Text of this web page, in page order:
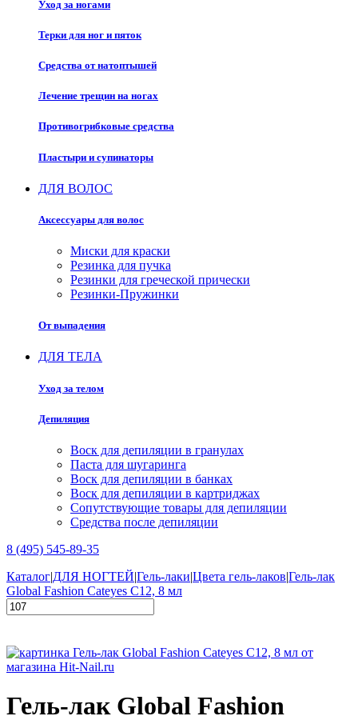
Уход за ногами
Терки для ног и пяток
Средства от натоптышей
Лечение трещин на ногах
Противогрибковые средства
Пластыри и супинаторы
ДЛЯ ВОЛОС
Аксессуары для волос
Миски для краски
Резинка для пучка
Резинки для греческой прически
Резинки-Пружинки
От выпадения
ДЛЯ ТЕЛА
Уход за телом
Депиляция
Воск для депиляции в гранулах
Паста для шугаринга
Воск для депиляции в банках
Воск для депиляции в картриджах
Сопутствующие товары для депиляции
Средства после депиляции
8 (495) 545-89-35
Каталог|ДЛЯ НОГТЕЙ|Гель-лаки|Цвета гель-лаков|Гель-лак
Global Fashion Cateyes C12, 8 мл
Гель-лак Global Fashion